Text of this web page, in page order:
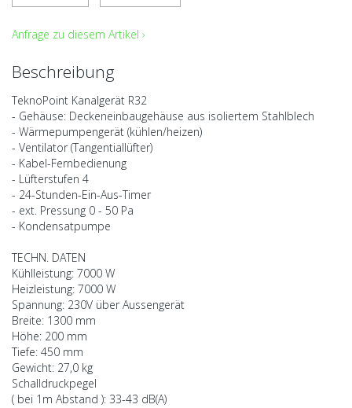
Anfrage zu diesem Artikel ›
Beschreibung
TeknoPoint Kanalgerät R32
- Gehäuse: Deckeneinbaugehäuse aus isoliertem Stahlblech
- Wärmepumpengerät (kühlen/heizen)
- Ventilator (Tangentiallüfter)
- Kabel-Fernbedienung
- Lüfterstufen 4
- 24-Stunden-Ein-Aus-Timer
- ext. Pressung 0 - 50 Pa
- Kondensatpumpe
TECHN. DATEN
Kühlleistung: 7000 W
Heizleistung: 7000 W
Spannung: 230V über Aussengerät
Breite: 1300 mm
Höhe: 200 mm
Tiefe: 450 mm
Gewicht: 27,0 kg
Schalldruckpegel
( bei 1m Abstand ): 33-43 dB(A)